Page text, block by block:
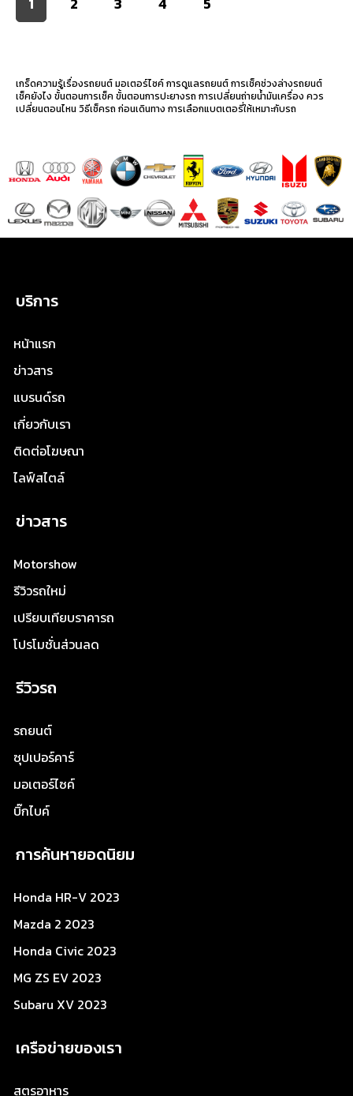
เกร็ดความรู้เรื่องรถยนต์ มอเตอร์ไซค์ การดูแลรถยนต์ การเช็คช่วงล่างรถยนต์
เช็คยังไง ขั้นตอนการเช็ค ขั้นตอนการปะยางรถ การเปลี่ยนถ่ายน้ำมันเครื่อง ควร
เปลี่ยนตอนไหน วิธีเช็ครถ ก่อนเดินทาง การเลือกแบตเตอรี่ให้เหมาะกับรถ
บริการ
หน้าแรก
ข่าวสาร
แบรนด์รถ
เกี่ยวกับเรา
ติดต่อโฆษณา
ไลฟ์สไตล์
ข่าวสาร
Motorshow
รีวิวรถใหม่
เปรียบเทียบราคารถ
โปรโมชั่นส่วนลด
รีวิวรถ
รถยนต์
ซุปเปอร์คาร์
มอเตอร์ไซค์
บิ๊กไบค์
การค้นหายอดนิยม
Honda HR-V 2023
Mazda 2 2023
Honda Civic 2023
MG ZS EV 2023
Subaru XV 2023
เครือข่ายของเรา
สูตรอาหาร